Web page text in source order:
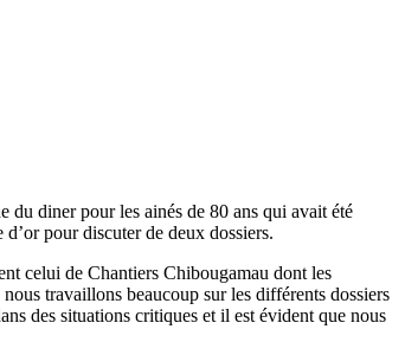
diner pour les ainés de 80 ans qui avait été
pour discuter de deux dossiers.
celui de Chantiers Chibougamau dont les
travaillons beaucoup sur les différents dossiers
des situations critiques et il est évident que nous